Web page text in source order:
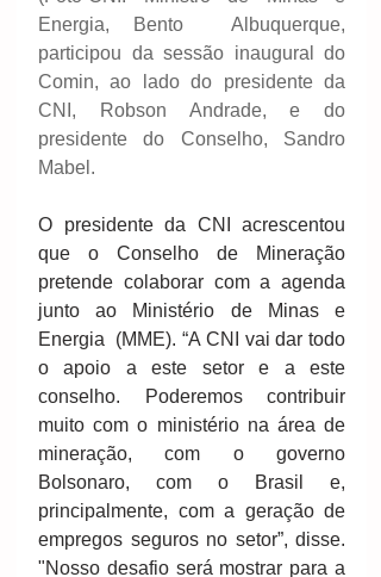
Energia, Bento  Albuquerque,
participou da sessão inaugural do
Comin, ao lado do presidente da
CNI, Robson Andrade, e do
presidente do Conselho, Sandro
Mabel.
O presidente da CNI acrescentou
que o Conselho de Mineração
pretende colaborar com a agenda
junto ao Ministério de Minas e
Energia  (MME). “A CNI vai dar todo
o apoio a este setor e a este
conselho. Poderemos contribuir
muito com o ministério na área de
mineração, com o governo
Bolsonaro, com o Brasil e,
principalmente, com a geração de
empregos seguros no setor”, disse.
"Nosso desafio será mostrar para a